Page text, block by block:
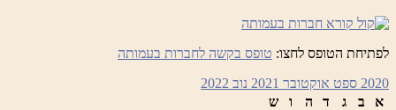
לפתיחת הטופס לחצו: טופס בקשה לחברות בעמותה
2020 ספט אוקטובר 2021 נוב 2022
א
ב ג ד ה ו
ש